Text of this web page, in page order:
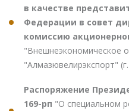
в качестве
Федерации в совет
комиссию
"Внешнеэкономическое
"Алмазювелирэкспорт"
Распоряжение
169-рп "О специальном